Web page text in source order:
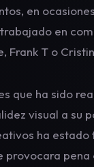
en
en
Frank T o
que ha sido
visual a su
ha estado